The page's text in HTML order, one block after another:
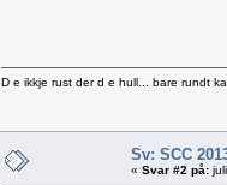
D e ikkje rust der d e hull... bare rundt
Sv: SCC
« Svar #2 på: